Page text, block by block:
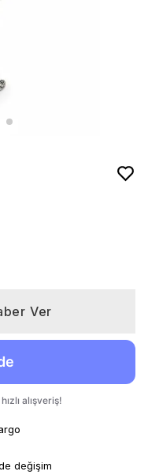
Ver
değişim